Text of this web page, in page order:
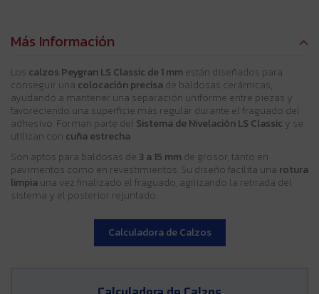
Más Información
Los calzos Peygran LS Classic de 1 mm están diseñados para
conseguir una colocación precisa de baldosas cerámicas,
ayudando a mantener una separación uniforme entre piezas y
favoreciendo una superficie más regular durante el fraguado del
adhesivo. Forman parte del Sistema de Nivelación LS Classic y se
utilizan con cuña estrecha
Son aptos para baldosas de 3 a 15 mm de grosor, tanto en
pavimentos como en revestimientos. Su diseño facilita una rotura
limpia una vez finalizado el fraguado, agilizando la retirada del
sistema y el posterior rejuntado.
Calculadora de Calzos